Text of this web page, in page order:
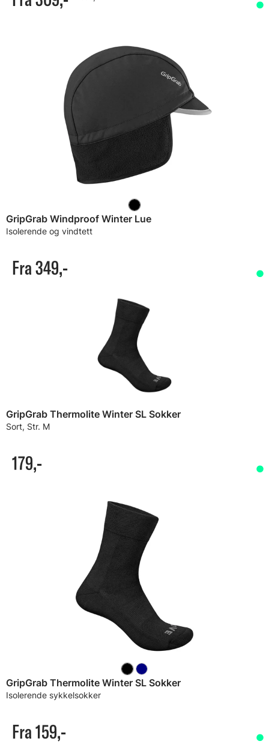
GripGrab Windproof Winter Lue
Isolerende og vindtett
Fra 349,-
GripGrab Thermolite Winter SL Sokker
Sort, Str. M
179,-
GripGrab Thermolite Winter SL Sokker
Isolerende sykkelsokker
Fra 159,-